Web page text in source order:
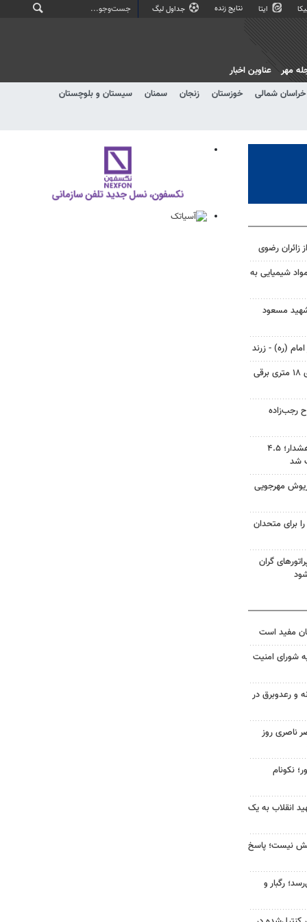
ایتا نتایج زنده جداول لیگ
خراسان شمالی خوزستان زنجان سمنان
سیستان و بلوچستان
مهر عناوین اخبار
زائران رضوی
شیمیایی به
شهید مسعود
(ره) - زرند
ورود متروباس‌ها و اتوبوس‌های ۱۸ متری برقی
رجب‌زاده
دریاچه ارومیه میان فرصت و هشدار؛ ۴.۵
شد
مهرجویی
برای متحدان
گران
مفید است
شورای امنیت
و رعدوبرق در
ناصری روز
نکونام
انقلاب به یک
نیست؛ پاسخ
رگبار و